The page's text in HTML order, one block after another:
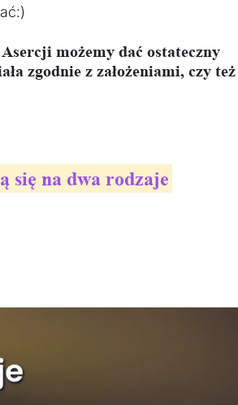
możemy dać ostateczny
zgodnie z założeniami, czy też
się na dwa rodzaje